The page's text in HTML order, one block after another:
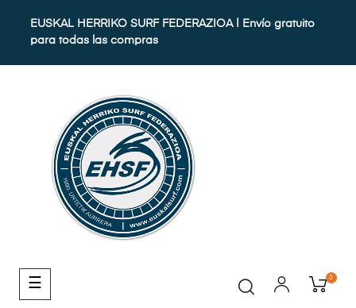
EUSKAL HERRIKO SURF FEDERAZIOA | Envío gratuito
para todas las compras
Navegación
de
☰ 0